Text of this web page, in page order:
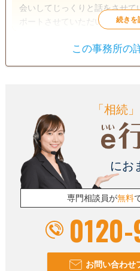
会いしてじっくりと話をさせ
ポートさせていただいておりま
遺産
電話相談可 土日相談
オンライン面談可 事務所面談可
この事務所の
「相続」
にお
専門相談員が無料
お問い合わせ